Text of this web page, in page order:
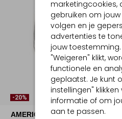
marketingcookies,
gebruiken om
volgen en je
advertenties te
jouw toestemming.
"Weigeren" klikt,
functionele en
geplaatst. Je kunt
instellingen"
informatie of om
aan te passen.
-20%
AMERICAN VINTAGE